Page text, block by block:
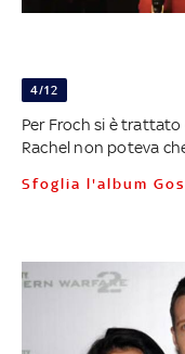
4/12
Per Froch si è trattato
Rachel non poteva
Sfoglia l'album